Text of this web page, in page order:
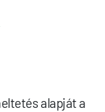
alapját a